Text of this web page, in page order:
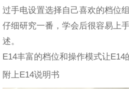
过手电设置选择自己喜欢的档位
仔细研究一番，学会后很容易上
述。
E14丰富的档位和操作模式让E14
附上E14说明书